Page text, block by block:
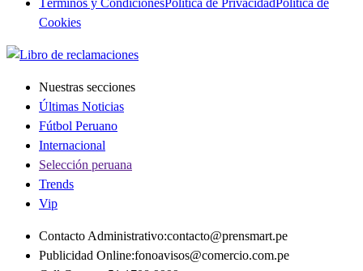
Términos y CondicionesPolítica de PrivacidadPolitica de
Cookies
Nuestras secciones
Últimas Noticias
Fútbol Peruano
Internacional
Selección peruana
Trends
Vip
Contacto Administrativo:contacto@prensmart.pe
Publicidad Online:fonoavisos@comercio.com.pe